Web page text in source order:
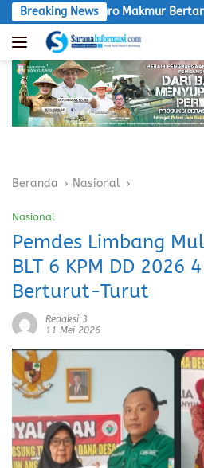
Langsung
ke
konten
Breaking News
Agro Makmur Bertanggung Jawab
Beranda Nasional
Nasional
Pemdes Limbang
BLT 6 KPM DD 2026
Berturut-Turut
Redaksi 3
11 Mei 2026